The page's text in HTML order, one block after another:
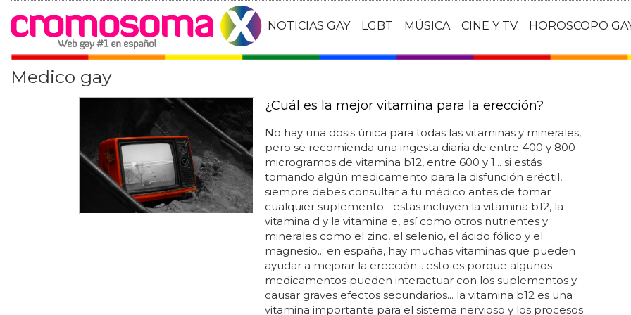
NOTICIAS GAY LGBT MÚSICA CINE Y TV HOROSCOPO
Medico gay
¿Cuál es la mejor vitamina para la erección?
No hay una dosis única para todas las vitaminas y minerales,
pero se recomienda una ingesta diaria de entre 400 y 800
microgramos de vitamina b12, entre 600 y 1... si estás
tomando algún medicamento para la disfunción eréctil,
siempre debes consultar a tu médico antes de tomar
cualquier suplemento... estas incluyen la vitamina b12, la
vitamina d y la vitamina e, así como otros nutrientes y
minerales como el zinc, el selenio, el ácido fólico y el
magnesio... en españa, hay muchas vitaminas que pueden
ayudar a mejorar la erección... esto es porque algunos
medicamentos pueden interactuar con los suplementos y
causar graves efectos secundarios... la vitamina b12 es una
vitamina importante para el sistema nervioso y los procesos